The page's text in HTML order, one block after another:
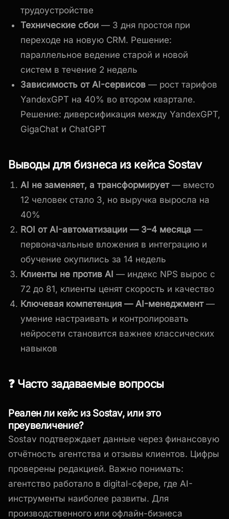
трудоустройстве
Технические сбои — 3 дня простоя при
переходе на новую CRM. Решение:
параллельное ведение старой и новой
систем в течение 2 недель
Зависимость от AI-сервисов — рост тарифов
YandexGPT на 40% во втором квартале.
Решение: диверсификация между YandexGPT,
GigaChat и ChatGPT
Выводы для бизнеса из кейса Sostav
AI не заменяет, а трансформирует— вместо
12 человек стало 3, но выручка выросла на
40%
ROI от AI-автоматизации — 3–4 месяца —
первоначальные вложения в интеграцию и
обучение окупились за 14 недель
Клиенты не против AI — индекс NPS вырос с
72 до 81, клиенты ценят скорость и качество
Ключевая компетенция — AI-менеджмент—
умение настраивать и контролировать
нейросети становится важнее классических
навыков
❓ Часто задаваемые вопросы
Реален ли кейс из Sostav, или это
преувеличение?
Sostav подтверждает данные через финансовую
отчётность агентства и отзывы клиентов. Цифры
проверены редакцией. Важно понимать:
агентство работало в digital-сфере, где AI-
инструменты наиболее развиты. Для
производственного или офлайн-бизнеса